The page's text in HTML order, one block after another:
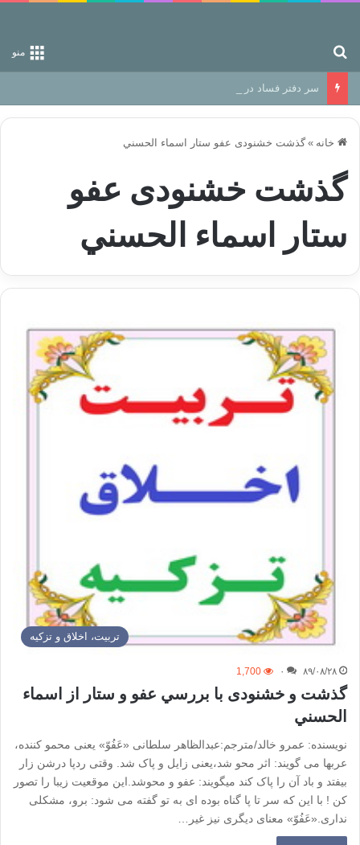
منو
سر دفتر فساد در زمین‌، دوری وکناره‌گیری از راه خداست‌!
خانه » گذشت خشنودی عفو ستار اسماء الحسني
گذشت خشنودی عفو
ستار اسماء الحسني
تربیت، اخلاق و تزکیه
۸۹/۰۸/۲۸ ۰ 1,700
گذشت و خشنودی با بررسي عفو و ستار از اسماء
الحسني
نویسنده: عمرو خالد/مترجم:عبدالظاهر سلطانی «عَفُوّ» یعنی محمو کننده،
عربها می گویند: اثر محو شد،یعنی زایل و پاک شد. وقتی ردپا درشن زار
بیفتد و باد آن را پاک کند میگویند: عفو و محوشد.این موقعیت زیبا را تصور
کن ! با این که سر تا پا گناه بوده ای به تو گفته می شود: برو، مشکلی
نداری.«عَفُوّ» معنای دیگری نیز غیر…